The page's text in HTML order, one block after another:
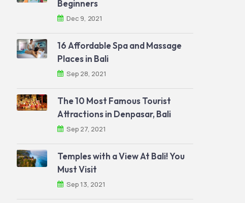
Beginners
Dec 9, 2021
16 Affordable Spa and Massage
Places in Bali
Sep 28, 2021
The 10 Most Famous Tourist
Attractions in Denpasar, Bali
Sep 27, 2021
Temples with a View At Bali! You
Must Visit
Sep 13, 2021